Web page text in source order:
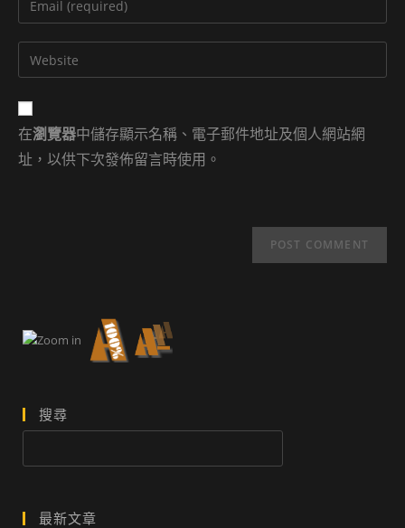
comment
your
email
address
comment
Enter
your
website
URL
(optional)
在瀏覽器中儲存顯示名稱、電子郵件地址及個人網站網
址，以供下次發佈留言時使用。
搜尋
尋
最新文章